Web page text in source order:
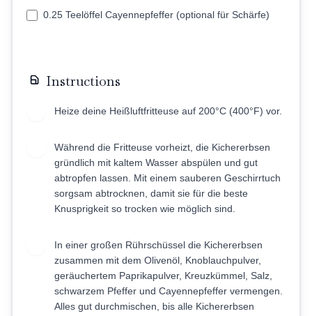
0.25 Teelöffel Cayennepfeffer (optional für Schärfe)
Instructions
Heize deine Heißluftfritteuse auf 200°C (400°F) vor.
Während die Fritteuse vorheizt, die Kichererbsen
gründlich mit kaltem Wasser abspülen und gut
abtropfen lassen. Mit einem sauberen Geschirrtuch
sorgsam abtrocknen, damit sie für die beste
Knusprigkeit so trocken wie möglich sind.
In einer großen Rührschüssel die Kichererbsen
zusammen mit dem Olivenöl, Knoblauchpulver,
geräuchertem Paprikapulver, Kreuzkümmel, Salz,
schwarzem Pfeffer und Cayennepfeffer vermengen.
Alles gut durchmischen, bis alle Kichererbsen